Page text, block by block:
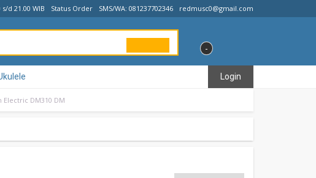
d 21.00 WIB Status Order SMS/WA: 081237702346 redmusc0@gmail.com
-
Login
DM310 DM